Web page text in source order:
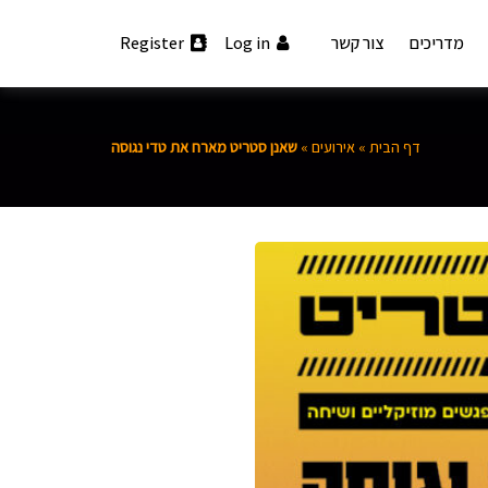
מדריכים צור קשר Log in
Register
דף הבית » אירועים » שאנן סטריט מארח את טדי נגוסה